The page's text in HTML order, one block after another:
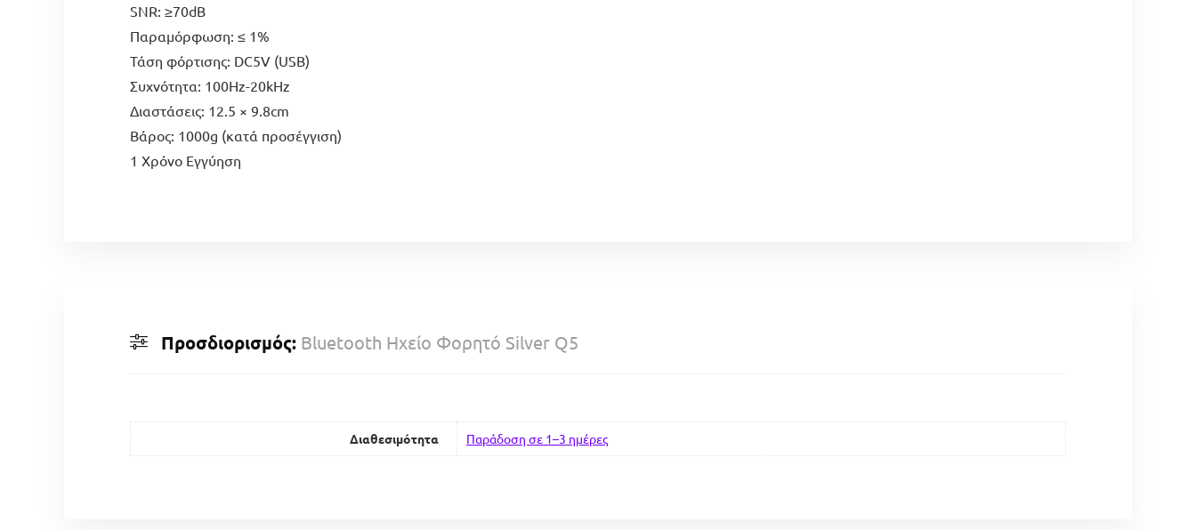
SNR: ≥70dB
Παραμόρφωση: ≤ 1%
Τάση φόρτισης: DC5V (USB)
Συχνότητα: 100Hz-20kHz
Διαστάσεις: 12.5 × 9.8cm
Βάρος: 1000g (κατά προσέγγιση)
1 Χρόνο Εγγύηση
Προσδιορισμός: Bluetooth Ηχείο Φορητό Silver Q5
Διαθεσιμότητα Παράδοση σε 1–3 ημέρες